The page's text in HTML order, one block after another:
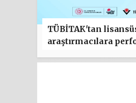
TÜBİTAK'tan
araştırmacılara